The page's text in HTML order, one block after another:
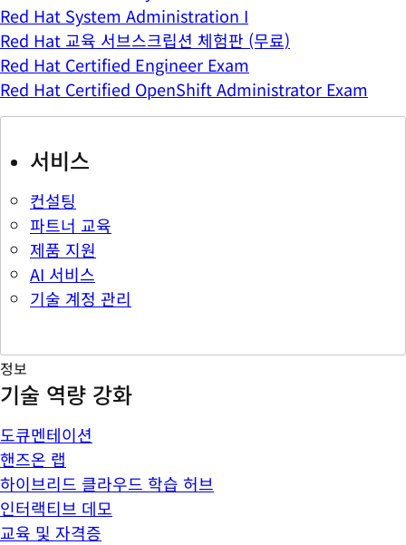
Red Hat System Administration I
Red Hat 교육 서브스크립션 체험판 (무료)
Red Hat Certified Engineer Exam
Red Hat Certified OpenShift Administrator Exam
서비스
컨설팅
파트너 교육
제품 지원
AI 서비스
기술 계정 관리
정보
기술 역량 강화
도큐멘테이션
핸즈온 랩
하이브리드 클라우드 학습 허브
인터랙티브 데모
교육 및 자격증